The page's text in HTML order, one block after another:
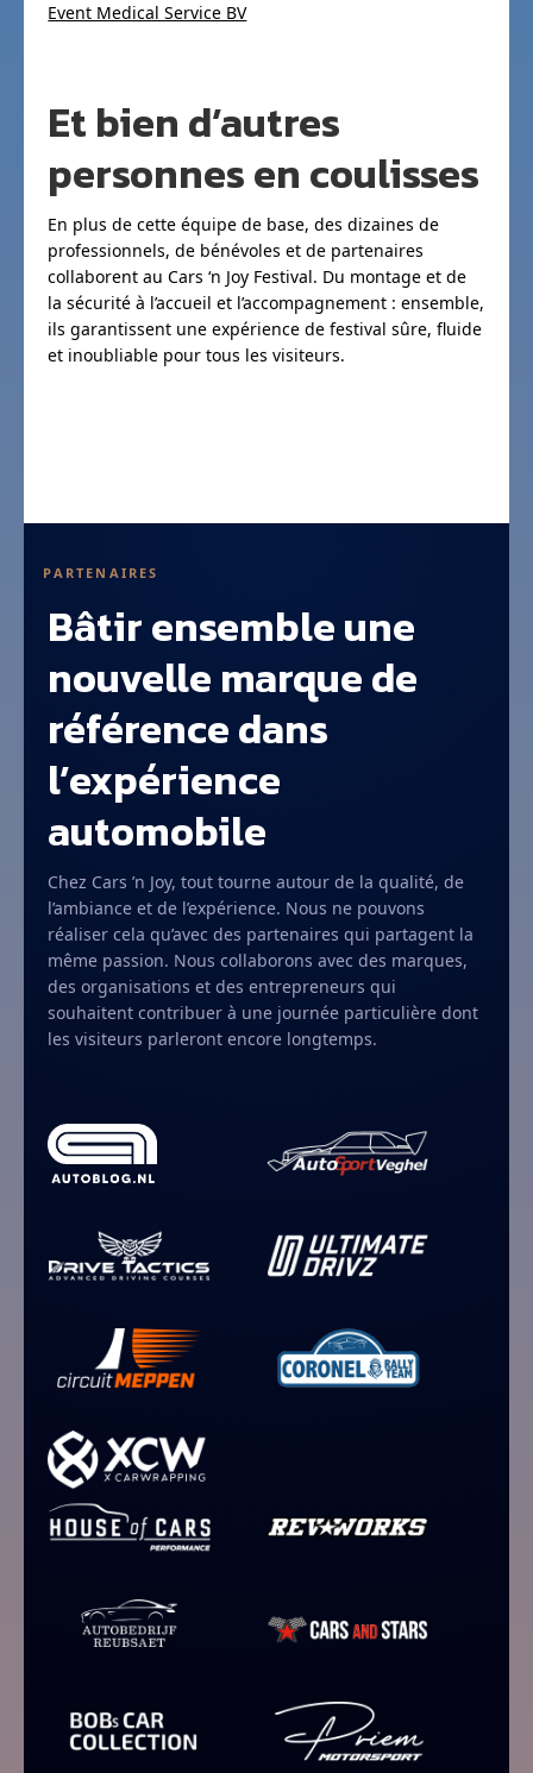
Event Medical Service BV
Et bien d’autres
personnes en coulisses
En plus de cette équipe de base, des dizaines de
professionnels, de bénévoles et de partenaires
collaborent au Cars ‘n Joy Festival. Du montage et de
la sécurité à l’accueil et l’accompagnement : ensemble,
ils garantissent une expérience de festival sûre, fluide
et inoubliable pour tous les visiteurs.
PARTENAIRES
Bâtir ensemble une
nouvelle marque de
référence dans
l’expérience
automobile
Chez Cars ’n Joy, tout tourne autour de la qualité, de
l’ambiance et de l’expérience. Nous ne pouvons
réaliser cela qu’avec des partenaires qui partagent la
même passion. Nous collaborons avec des marques,
des organisations et des entrepreneurs qui
souhaitent contribuer à une journée particulière dont
les visiteurs parleront encore longtemps.